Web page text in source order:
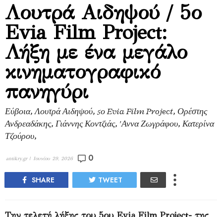
Λουτρά Αιδηψού / 5ο
Evia Film Project:
Λήξη με ένα μεγάλο
κινηματογραφικό
πανηγύρι
Εύβοια, Λουτρά Αιδηψού, 5ο Evia Film Project, Ορέστης
Ανδρεαδάκης, Γιάννης Κοντζιάς, 'Αννα Ζωγράφου, Κατερίνα
Τζούρου,
antikry.gr | Ιουνίου 29, 2026 0
SHARE TWEET